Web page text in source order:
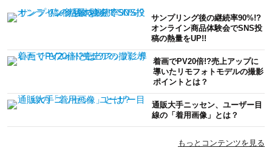
サンプリング後の継続率90%!?
オンライン商品体験会でSNS投
稿の熱量をUP!!
着画でPV20倍!?売上アップに
導いたリモフォトモデルの撮影
ポイントとは？
通販大手ニッセン、ユーザー目
線の「着用画像」とは？
もっとコンテンツを見る